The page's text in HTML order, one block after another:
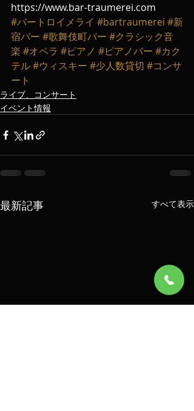
https://www.bar-traumerei.com
#バートロイメライ #bartraumerei #新
宿バー #歌舞伎町バー #クラシック音
楽 #オペラ #ピアノ #ピアノバー #カク
テル#ウィスキー #少人数貸切 #コンサ
ート
ライブ、コンサート
イベント情報
最新記事 すべて表示